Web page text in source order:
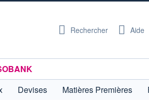
Rechercher Aide
Devises Matières Premières